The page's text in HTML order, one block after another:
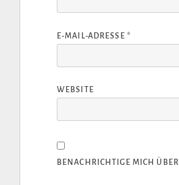
E-MAIL-ADRESSE *
WEBSITE
BENACHRICHTIGE MICH